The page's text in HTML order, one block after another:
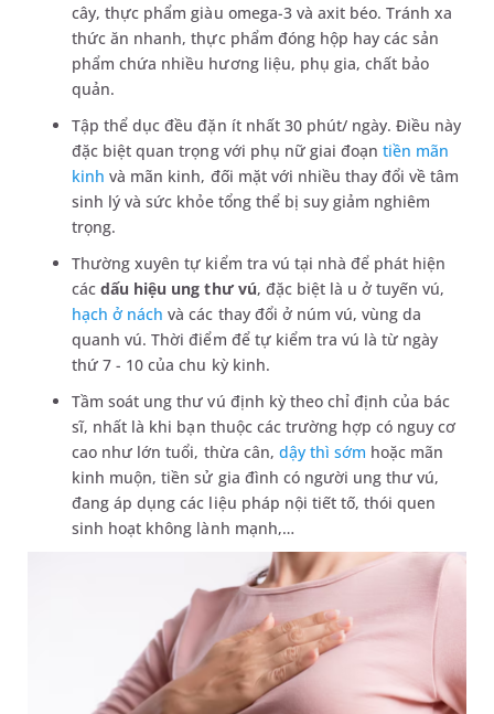
cây, thực phẩm giàu omega-3 và axit béo. Tránh xa
thức ăn nhanh, thực phẩm đóng hộp hay các sản
phẩm chứa nhiều hương liệu, phụ gia, chất bảo
quản.
Tập thể dục đều đặn ít nhất 30 phút/ ngày. Điều này
đặc biệt quan trọng với phụ nữ giai đoạntiền mãn
kinh và mãn kinh, đối mặt với nhiều thay đổi về tâm
sinh lý và sức khỏe tổng thể bị suy giảm nghiêm
trọng.
Thường xuyên tự kiểm tra vú tại nhà để phát hiện
cácdấu hiệu ung thư vú, đặc biệt là u ở tuyến vú,
hạch ở nách và các thay đổi ở núm vú, vùng da
quanh vú. Thời điểm để tự kiểm tra vú là từ ngày
thứ 7 - 10 của chu kỳ kinh.
Tầm soát ung thư vú định kỳ theo chỉ định của bác
sĩ, nhất là khi bạn thuộc các trường hợp có nguy cơ
cao như lớn tuổi, thừa cân, dậy thì sớm hoặc mãn
kinh muộn, tiền sử gia đình có người ung thư vú,
đang áp dụng các liệu pháp nội tiết tố, thói quen
sinh hoạt không lành mạnh,…